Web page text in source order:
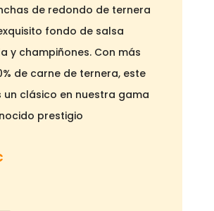
de redondo de ternera
fondo de salsa
y champiñones. Con más
de carne de ternera, este
un clásico en nuestra gama
prestigio